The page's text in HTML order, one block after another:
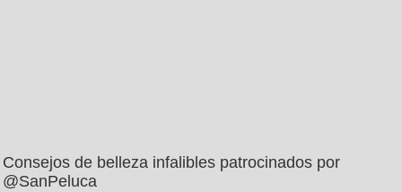
Consejos de belleza infalibles patrocinados por
@SanPeluca